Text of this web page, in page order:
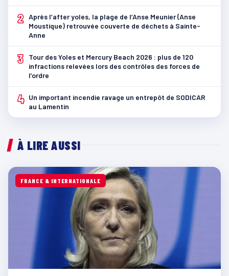
2 Après l’after yoles, la plage de l’Anse Meunier (Anse
Moustique) retrouvée couverte de déchets à Sainte-
Anne
3
Tour des Yoles et Mercury Beach 2026 : plus de 120
infractions relevées lors des contrôles des forces de
l’ordre
4 Un important incendie ravage un entrepôt de SODICAR
au Lamentin
À LIRE AUSSI
FRANCE & INTERNATIONALE